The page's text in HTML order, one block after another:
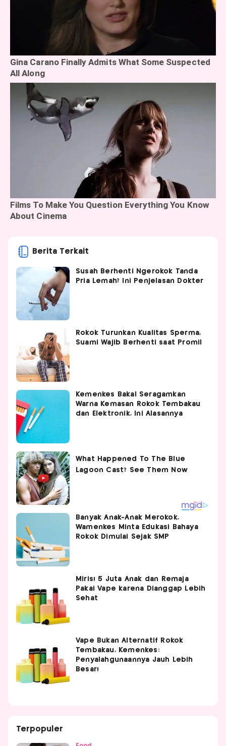
Berita Terkait
Susah Berhenti Ngerokok Tanda
Pria Lemah? Ini Penjelasan Dokter
Rokok Turunkan Kualitas Sperma,
Suami Wajib Berhenti saat Promil
Kemenkes Bakal Seragamkan
Warna Kemasan Rokok Tembakau
dan Elektronik, Ini Alasannya
Banyak Anak-Anak Merokok,
Wamenkes Minta Edukasi Bahaya
Rokok Dimulai Sejak SMP
Miris! 5 Juta Anak dan Remaja
Pakai Vape karena Dianggap Lebih
Sehat
Vape Bukan Alternatif Rokok
Tembakau, Kemenkes:
Penyalahgunaannya Jauh Lebih
Besar!
Terpopuler